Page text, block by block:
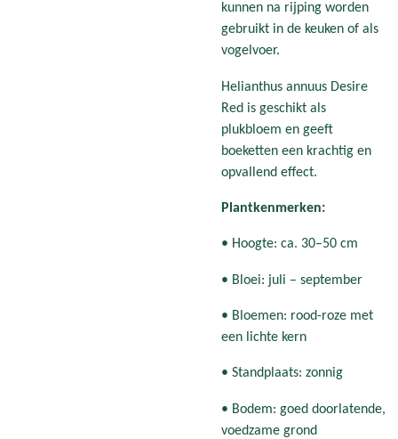
kunnen na rijping worden
gebruikt in de keuken of als
vogelvoer.
Helianthus annuus Desire
Red is geschikt als
plukbloem en geeft
boeketten een krachtig en
opvallend effect.
Plantkenmerken:
• Hoogte: ca. 30–50 cm
• Bloei: juli – september
• Bloemen: rood-roze met
een lichte kern
• Standplaats: zonnig
• Bodem: goed doorlatende,
voedzame grond